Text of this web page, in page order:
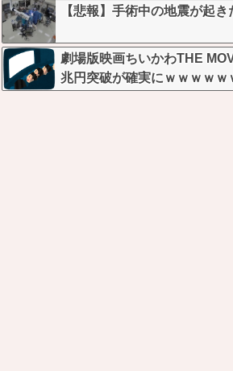
【悲報】手術中の地震が起き
劇場版映画ちいかわTHE
兆円突破が確実にｗｗｗｗｗ